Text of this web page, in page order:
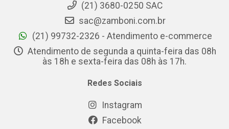
(21) 3680-0250 SAC
sac@zamboni.com.br
(21) 99732-2326 - Atendimento e-commerce
Atendimento de segunda a quinta-feira das 08h
às 18h e sexta-feira das 08h às 17h.
Redes Sociais
Instagram
Facebook